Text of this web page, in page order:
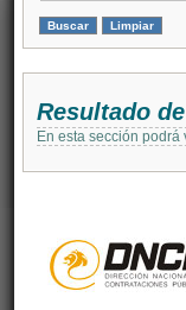
Resultado
En esta sección